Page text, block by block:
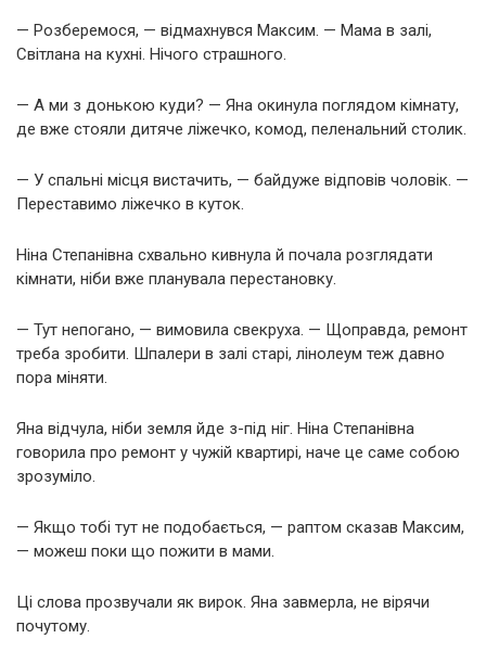
— Розберемося, — відмахнувся Максим. — Мама в залі,
Світлана на кухні. Нічого страшного.
— А ми з донькою куди? — Яна окинула поглядом кімнату,
де вже стояли дитяче ліжечко, комод, пеленальний столик.
— У спальні місця вистачить, — байдуже відповів чоловік. —
Переставимо ліжечко в куток.
Ніна Степанівна схвально кивнула й почала розглядати
кімнати, ніби вже планувала перестановку.
— Тут непогано, — вимовила свекруха. — Щоправда, ремонт
треба зробити. Шпалери в залі старі, лінолеум теж давно
пора міняти.
Яна відчула, ніби земля йде з-під ніг. Ніна Степанівна
говорила про ремонт у чужій квартирі, наче це саме собою
зрозуміло.
— Якщо тобі тут не подобається, — раптом сказав Максим,
— можеш поки що пожити в мами.
Ці слова прозвучали як вирок. Яна завмерла, не вірячи
почутому.